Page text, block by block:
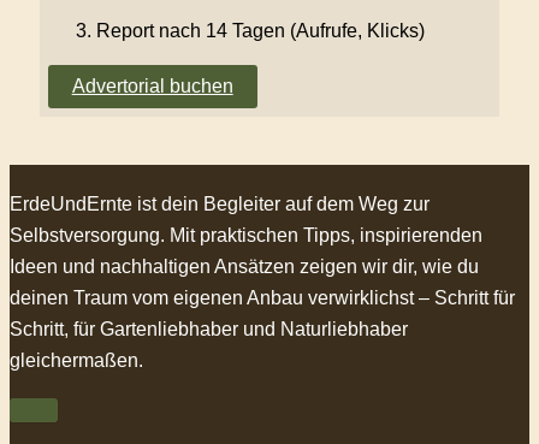
Report nach 14 Tagen (Aufrufe, Klicks)
Advertorial buchen
ErdeUndErnte ist dein Begleiter auf dem Weg zur
Selbstversorgung. Mit praktischen Tipps, inspirierenden
Ideen und nachhaltigen Ansätzen zeigen wir dir, wie du
deinen Traum vom eigenen Anbau verwirklichst – Schritt für
Schritt, für Gartenliebhaber und Naturliebhaber
gleichermaßen.